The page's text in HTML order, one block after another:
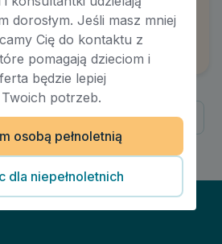
tworzą się więzi?
Następna
1/1
dorosłym. Jeśli masz mniej
Cię do kontaktu z
pomagają dzieciom i
będzie lepiej
potrzeb.
osobą pełnoletnią
dla niepełnoletnich